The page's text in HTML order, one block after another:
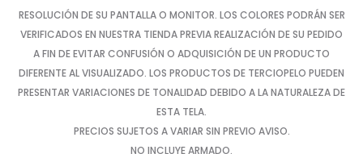
RESOLUCIÓN DE SU PANTALLA O MONITOR. LOS COLORES PODRÁN SER
VERIFICADOS EN NUESTRA TIENDA PREVIA REALIZACIÓN DE SU PEDIDO
A FIN DE EVITAR CONFUSIÓN O ADQUISICIÓN DE UN PRODUCTO
DIFERENTE AL VISUALIZADO. LOS PRODUCTOS DE TERCIOPELO PUEDEN
PRESENTAR VARIACIONES DE TONALIDAD DEBIDO A LA NATURALEZA DE
ESTA TELA.
PRECIOS SUJETOS A VARIAR SIN PREVIO AVISO.
NO INCLUYE ARMADO.